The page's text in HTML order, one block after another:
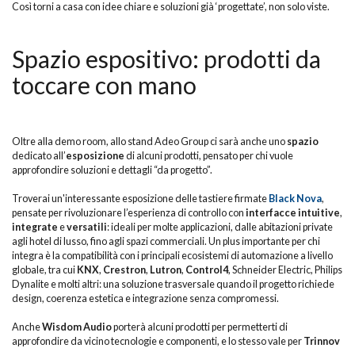
Così torni a casa con idee chiare e soluzioni già ‘progettate’, non solo viste.
Spazio espositivo: prodotti da
toccare con mano
Oltre alla demo room, allo stand Adeo Group ci sarà anche uno spazio
dedicato all’esposizione di alcuni prodotti, pensato per chi vuole
approfondire soluzioni e dettagli “da progetto”.
Troverai un'interessante esposizione delle tastiere firmate Black Nova,
pensate per rivoluzionare l’esperienza di controllo con interfacce intuitive,
integrate eversatili: ideali per molte applicazioni, dalle abitazioni private
agli hotel di lusso, fino agli spazi commerciali. Un plus importante per chi
integra è la compatibilità con i principali ecosistemi di automazione a livello
globale, tra cui KNX, Crestron, Lutron, Control4, Schneider Electric, Philips
Dynalite e molti altri: una soluzione trasversale quando il progetto richiede
design, coerenza estetica e integrazione senza compromessi.
AncheWisdom Audioporterà alcuni prodotti per permetterti di
approfondire da vicino tecnologie e componenti, e lo stesso vale per Trinnov